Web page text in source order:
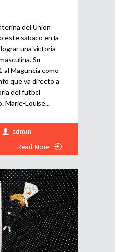
del Union
este sábado en la
una victoria
Su
al Maguncia como
que va directo a
del futbol
Marie-Louise
admin
Read More